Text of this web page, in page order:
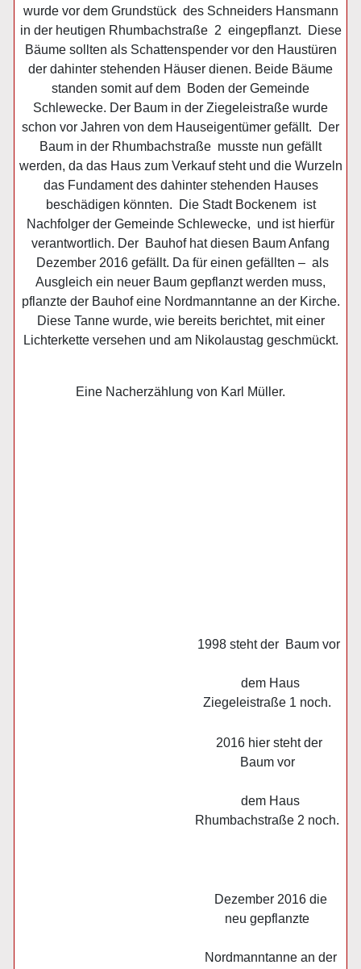
wurde vor dem Grundstück des Schneiders Hansmann
in der heutigen Rhumbachstraße 2 eingepflanzt. Diese
Bäume sollten als Schattenspender vor den Haustüren
der dahinter stehenden Häuser dienen. Beide Bäume
standen somit auf dem Boden der Gemeinde
Schlewecke. Der Baum in der Ziegeleistraße wurde
schon vor Jahren von dem Hauseigentümer gefällt. Der
Baum in der Rhumbachstraße musste nun gefällt
werden, da das Haus zum Verkauf steht und die Wurzeln
das Fundament des dahinter stehenden Hauses
beschädigen könnten. Die Stadt Bockenem ist
Nachfolger der Gemeinde Schlewecke, und ist hierfür
verantwortlich. Der Bauhof hat diesen Baum Anfang
Dezember 2016 gefällt. Da für einen gefällten – als
Ausgleich ein neuer Baum gepflanzt werden muss,
pflanzte der Bauhof eine Nordmanntanne an der Kirche.
Diese Tanne wurde, wie bereits berichtet, mit einer
Lichterkette versehen und am Nikolaustag geschmückt.
Eine Nacherzählung von Karl Müller.
1998 steht der Baum vor
dem Haus
Ziegeleistraße 1 noch.
2016 hier steht der
Baum vor
dem Haus
Rhumbachstraße 2 noch.
Dezember 2016 die
neu gepflanzte
Nordmanntanne an der